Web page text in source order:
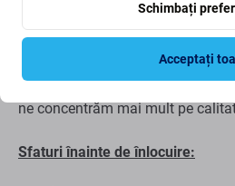
originală, adică furnizată de
Samsung. Afișajul este de cea
de pe piață și este 100% identic
ne concentrăm mai mult pe
Sfaturi înainte de înlocuire:
Schimbați
Acceptați